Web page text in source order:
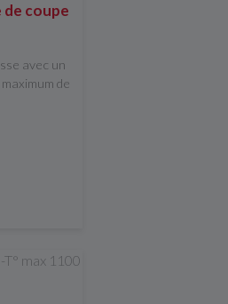
de coupe
avec un
de